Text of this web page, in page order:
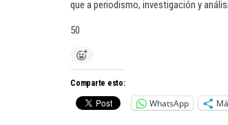
que a periodismo, investigación y
50
Comparte esto:
WhatsApp